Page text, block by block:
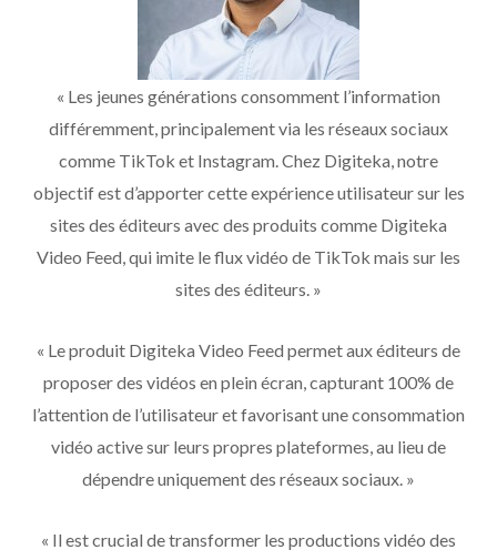
« Les jeunes générations consomment l’information
différemment, principalement via les réseaux sociaux
comme TikTok et Instagram. Chez Digiteka, notre
objectif est d’apporter cette expérience utilisateur sur les
sites des éditeurs avec des produits comme Digiteka
Video Feed, qui imite le flux vidéo de TikTok mais sur les
sites des éditeurs. »
« Le produit Digiteka Video Feed permet aux éditeurs de
proposer des vidéos en plein écran, capturant 100% de
l’attention de l’utilisateur et favorisant une consommation
vidéo active sur leurs propres plateformes, au lieu de
dépendre uniquement des réseaux sociaux. »
« Il est crucial de transformer les productions vidéo des